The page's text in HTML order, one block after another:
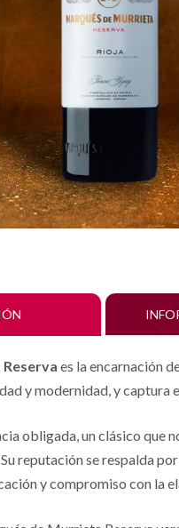
es la encarnación
y modernidad, y captura
obligada, un clásico que
reputación se respalda
y compromiso con la